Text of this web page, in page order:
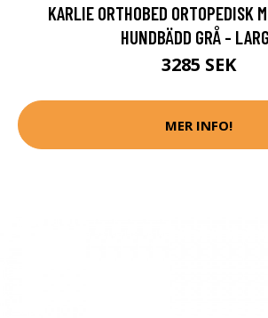
KARLIE ORTHOBED ORTOPEDISK
HUNDBÄDD GRÅ -
3285 SEK
MER INFO!